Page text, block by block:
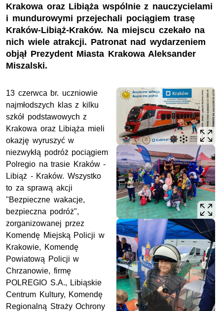
Krakowa oraz Libiąża wspólnie z nauczycielami
i mundurowymi przejechali pociągiem trasę
Kraków-Libiąż-Kraków. Na miejscu czekało na
nich wiele atrakcji. Patronat nad wydarzeniem
objął Prezydent Miasta Krakowa Aleksander
Miszalski.
13 czerwca br. uczniowie
najmłodszych klas z kilku
szkół podstawowych z
Krakowa oraz Libiąża mieli
okazję wyruszyć w
niezwykłą podróż pociągiem
Polregio na trasie Kraków -
Libiąż - Kraków. Wszystko
to za sprawą akcji
"Bezpieczne wakacje,
bezpieczna podróż",
zorganizowanej przez
Komendę Miejską Policji w
Krakowie, Komendę
Powiatową Policji w
Chrzanowie, firmę
POLREGIO S.A., Libiąskie
Centrum Kultury, Komendę
Regionalną Straży Ochrony